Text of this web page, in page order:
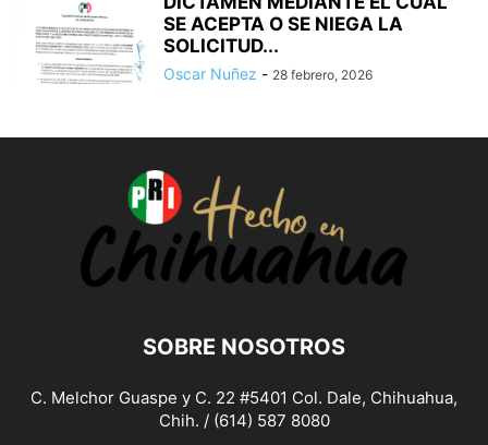
SE ACEPTA O SE NIEGA LA
SOLICITUD...
Oscar Nuñez - 28 febrero, 2026
SOBRE NOSOTROS
C. Melchor Guaspe y C. 22 #5401 Col. Dale, Chihuahua,
Chih. / (614) 587 8080